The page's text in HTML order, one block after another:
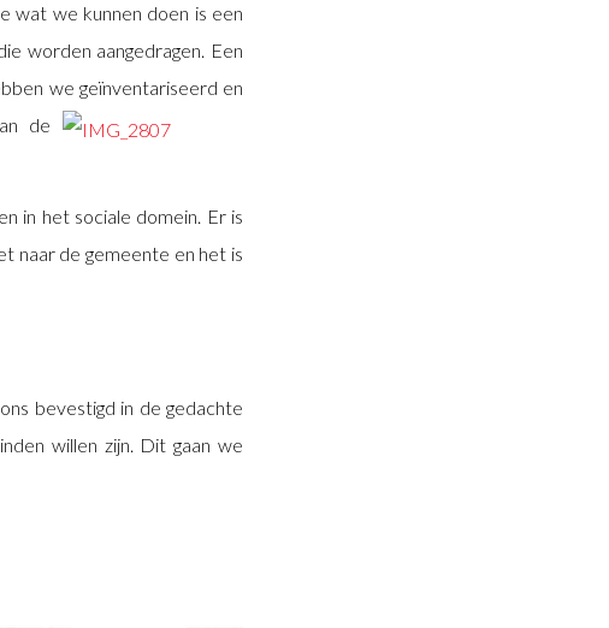
wat we kunnen doen is een
worden aangedragen. Een
we geïnventariseerd en
de
in het sociale domein. Er is
naar de gemeente en het is
bevestigd in de gedachte
willen zijn. Dit gaan we